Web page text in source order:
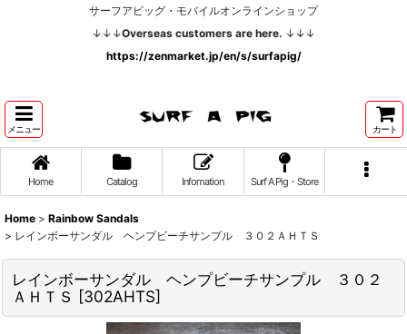
サーフアピッグ・モバイルオンラインショップ
↓↓↓Overseas customers are here. ↓↓↓
https://zenmarket.jp/en/s/surfapig/
メニュー カート
Home Catalog Infomation Surf A Pig・Store
Home > Rainbow Sandals
> レインボーサンダル ヘンプビーチサンプル ３０２ＡＨＴＳ
レインボーサンダル ヘンプビーチサンプル ３０２
ＡＨＴＳ [302AHTS]